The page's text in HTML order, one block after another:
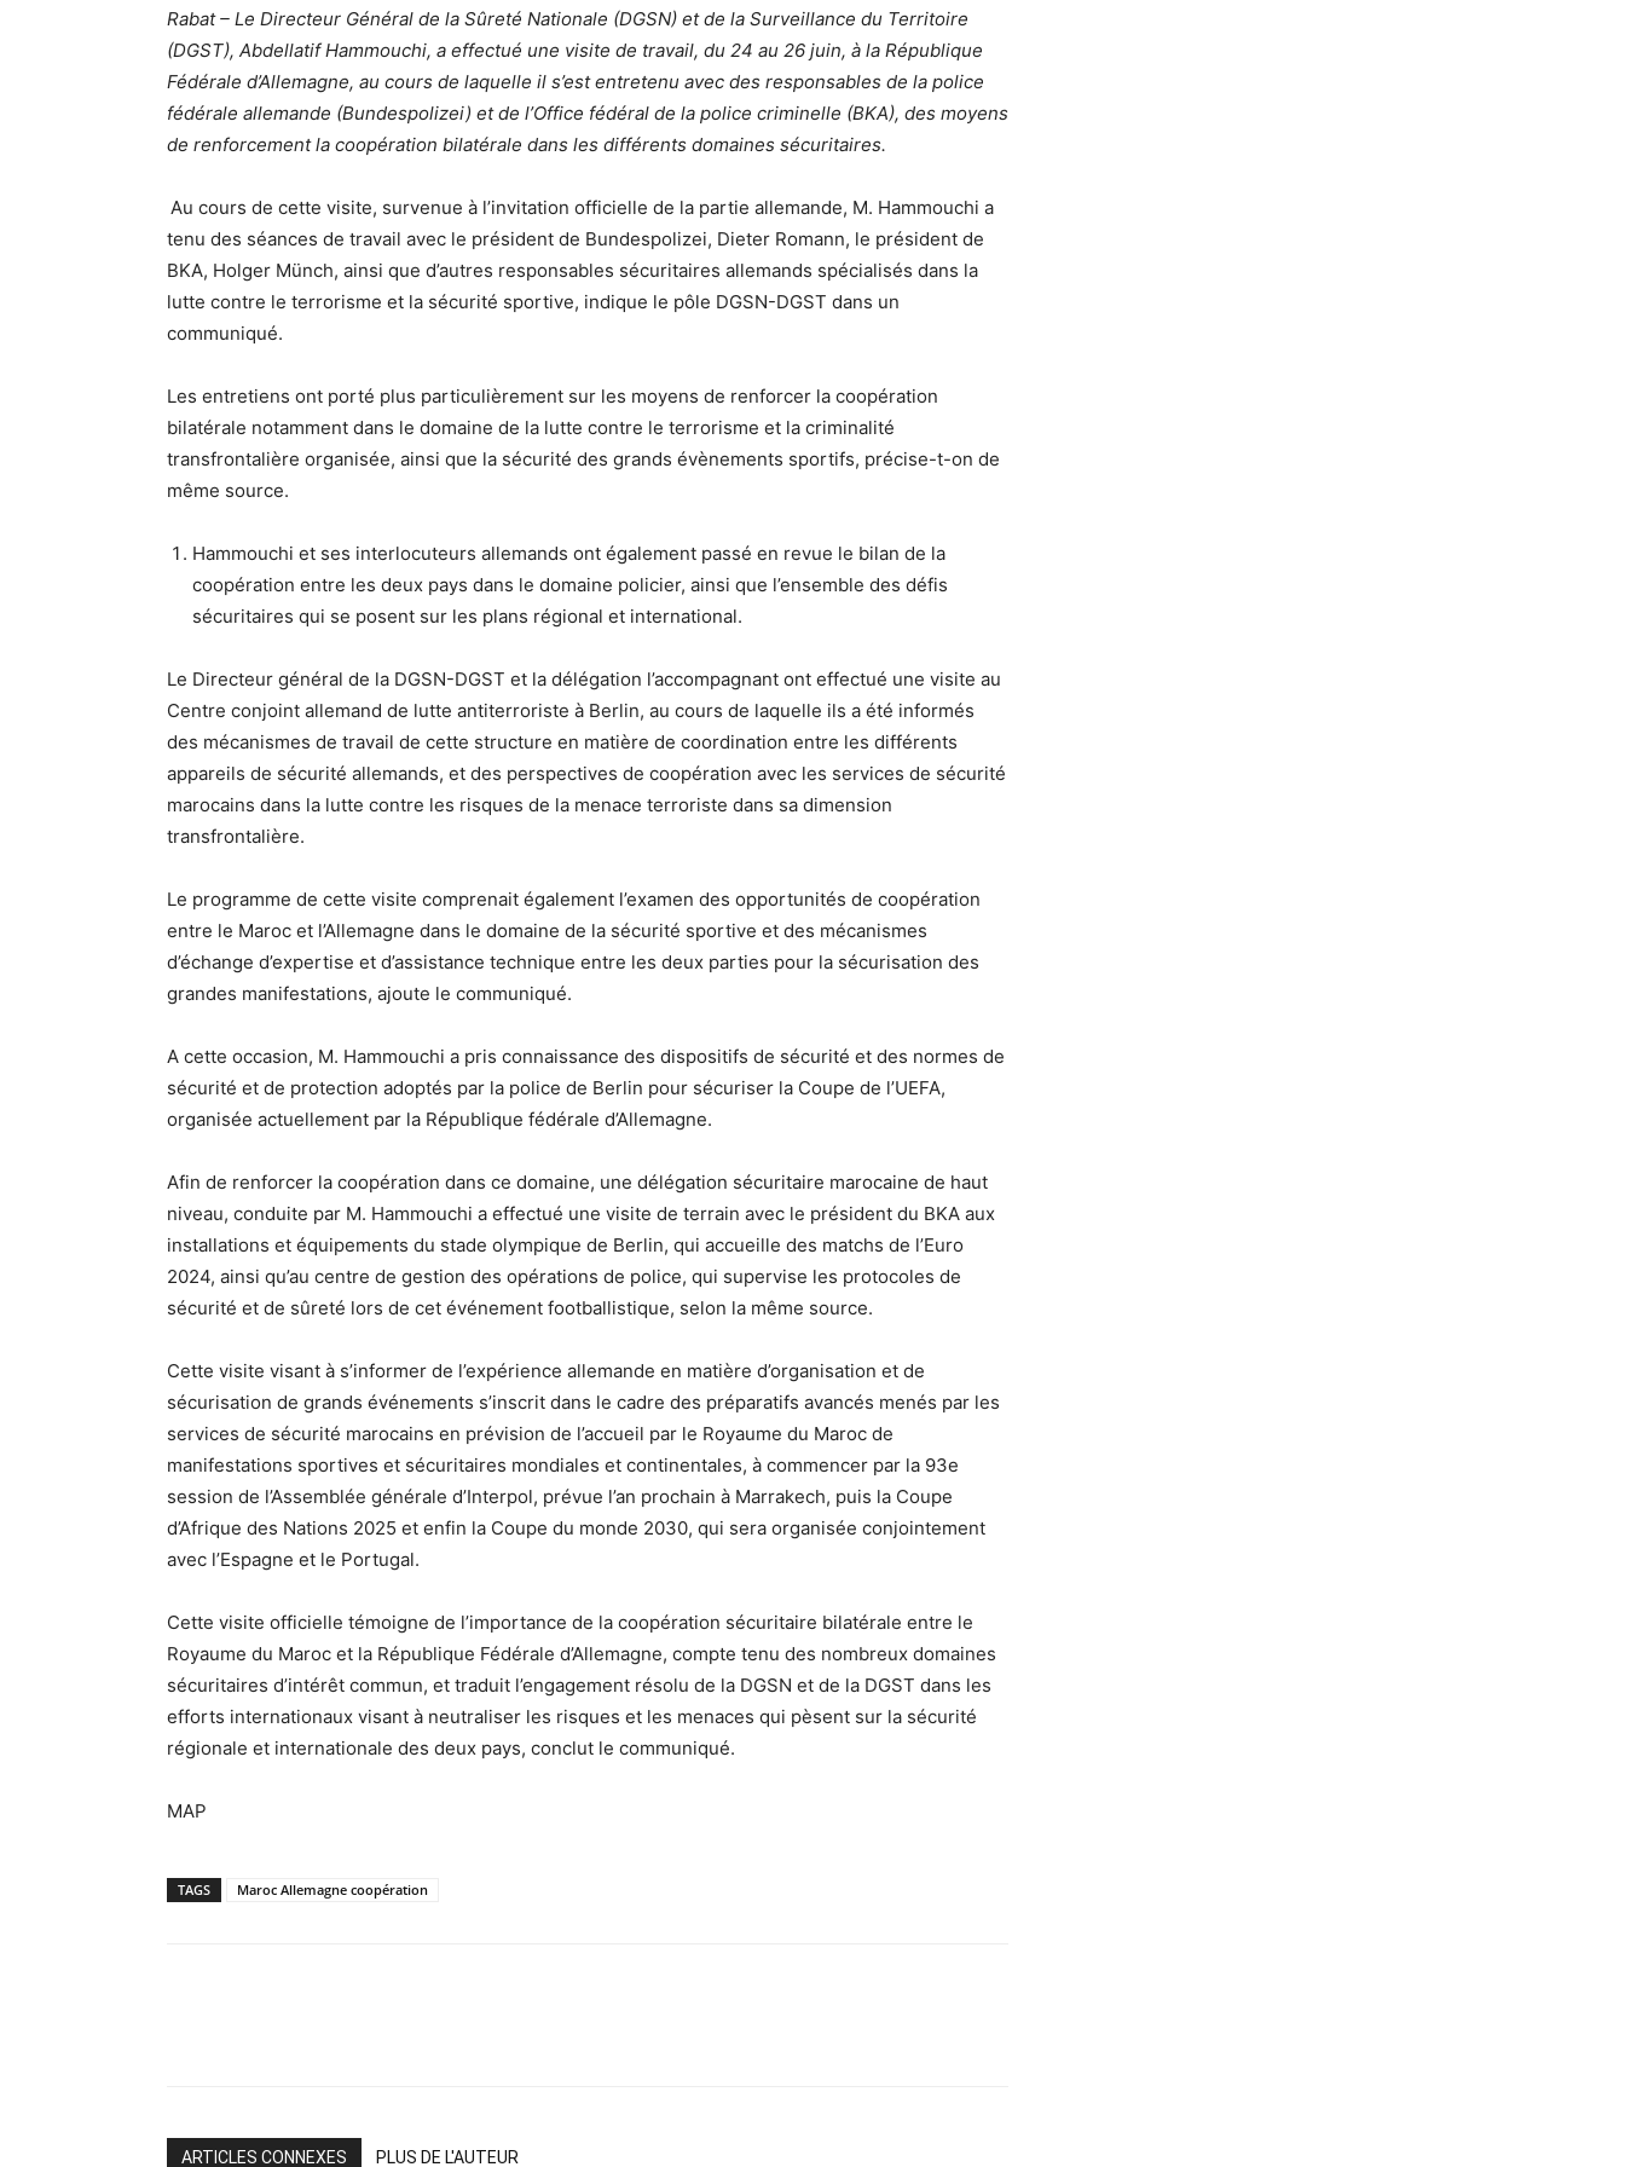
Rabat – Le Directeur Général de la Sûreté Nationale (DGSN) et de la Surveillance du Territoire
(DGST), Abdellatif Hammouchi, a effectué une visite de travail, du 24 au 26 juin, à la République
Fédérale d’Allemagne, au cours de laquelle il s’est entretenu avec des responsables de la police
fédérale allemande (Bundespolizei) et de l’Office fédéral de la police criminelle (BKA), des moyens
de renforcement la coopération bilatérale dans les différents domaines sécuritaires.
Au cours de cette visite, survenue à l’invitation officielle de la partie allemande, M. Hammouchi a
tenu des séances de travail avec le président de Bundespolizei, Dieter Romann, le président de
BKA, Holger Münch, ainsi que d’autres responsables sécuritaires allemands spécialisés dans la
lutte contre le terrorisme et la sécurité sportive, indique le pôle DGSN-DGST dans un
communiqué.
Les entretiens ont porté plus particulièrement sur les moyens de renforcer la coopération
bilatérale notamment dans le domaine de la lutte contre le terrorisme et la criminalité
transfrontalière organisée, ainsi que la sécurité des grands évènements sportifs, précise-t-on de
même source.
Hammouchi et ses interlocuteurs allemands ont également passé en revue le bilan de la
coopération entre les deux pays dans le domaine policier, ainsi que l’ensemble des défis
sécuritaires qui se posent sur les plans régional et international.
Le Directeur général de la DGSN-DGST et la délégation l’accompagnant ont effectué une visite au
Centre conjoint allemand de lutte antiterroriste à Berlin, au cours de laquelle ils a été informés
des mécanismes de travail de cette structure en matière de coordination entre les différents
appareils de sécurité allemands, et des perspectives de coopération avec les services de sécurité
marocains dans la lutte contre les risques de la menace terroriste dans sa dimension
transfrontalière.
Le programme de cette visite comprenait également l’examen des opportunités de coopération
entre le Maroc et l’Allemagne dans le domaine de la sécurité sportive et des mécanismes
d’échange d’expertise et d’assistance technique entre les deux parties pour la sécurisation des
grandes manifestations, ajoute le communiqué.
A cette occasion, M. Hammouchi a pris connaissance des dispositifs de sécurité et des normes de
sécurité et de protection adoptés par la police de Berlin pour sécuriser la Coupe de l’UEFA,
organisée actuellement par la République fédérale d’Allemagne.
Afin de renforcer la coopération dans ce domaine, une délégation sécuritaire marocaine de haut
niveau, conduite par M. Hammouchi a effectué une visite de terrain avec le président du BKA aux
installations et équipements du stade olympique de Berlin, qui accueille des matchs de l’Euro
2024, ainsi qu’au centre de gestion des opérations de police, qui supervise les protocoles de
sécurité et de sûreté lors de cet événement footballistique, selon la même source.
Cette visite visant à s’informer de l’expérience allemande en matière d’organisation et de
sécurisation de grands événements s’inscrit dans le cadre des préparatifs avancés menés par les
services de sécurité marocains en prévision de l’accueil par le Royaume du Maroc de
manifestations sportives et sécuritaires mondiales et continentales, à commencer par la 93e
session de l’Assemblée générale d’Interpol, prévue l’an prochain à Marrakech, puis la Coupe
d’Afrique des Nations 2025 et enfin la Coupe du monde 2030, qui sera organisée conjointement
avec l’Espagne et le Portugal.
Cette visite officielle témoigne de l’importance de la coopération sécuritaire bilatérale entre le
Royaume du Maroc et la République Fédérale d’Allemagne, compte tenu des nombreux domaines
sécuritaires d’intérêt commun, et traduit l’engagement résolu de la DGSN et de la DGST dans les
efforts internationaux visant à neutraliser les risques et les menaces qui pèsent sur la sécurité
régionale et internationale des deux pays, conclut le communiqué.
MAP
TAGS Maroc Allemagne coopération
ARTICLES CONNEXES PLUS DE L'AUTEUR